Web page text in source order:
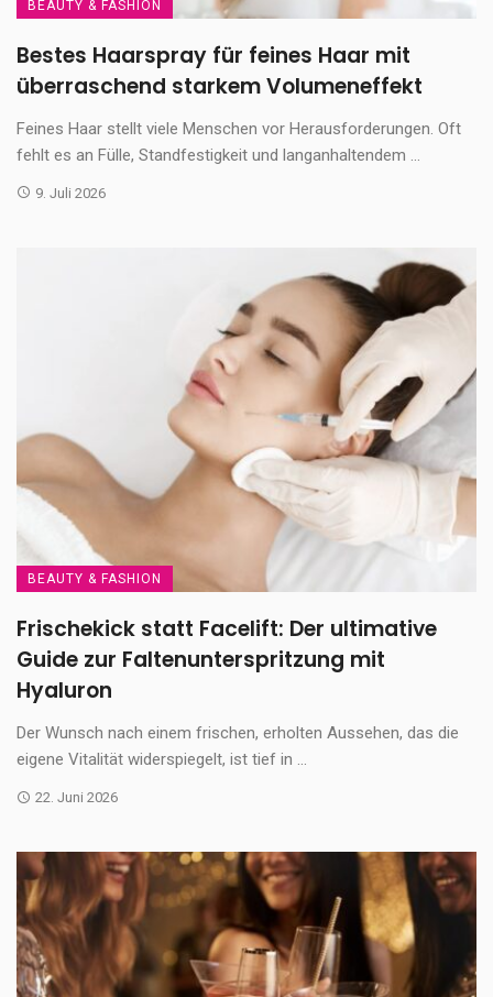
BEAUTY & FASHION
Bestes Haarspray für feines Haar mit
überraschend starkem Volumeneffekt
Feines Haar stellt viele Menschen vor Herausforderungen. Oft
fehlt es an Fülle, Standfestigkeit und langanhaltendem ...
9. Juli 2026
BEAUTY & FASHION
Frischekick statt Facelift: Der ultimative
Guide zur Faltenunterspritzung mit
Hyaluron
Der Wunsch nach einem frischen, erholten Aussehen, das die
eigene Vitalität widerspiegelt, ist tief in ...
22. Juni 2026